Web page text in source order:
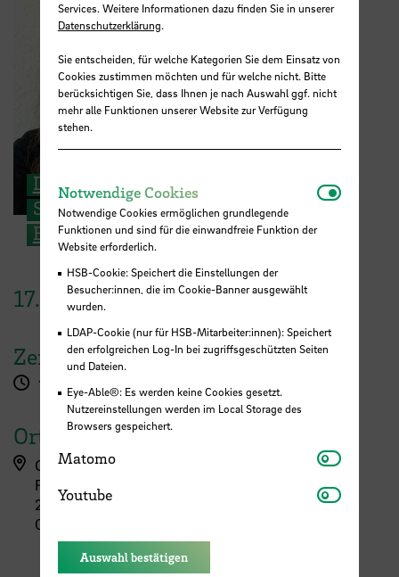
Daria Bunke, B. A.
Studentische Mitarbeiterin
E-Mail
17. April2024
Zeit
14:30 - 15:30 Uhr
Ort
Campus Airportstadt, Flughafenallee (ZIMT)
Flughafenallee 10
28199 Bremen
031, gegenüber der Mensa
Services. Weitere Informationen dazu finden Sie in unserer
Datenschutzerklärung.
Sie entscheiden, für welche Kategorien Sie dem Einsatz von
Cookies zustimmen möchten und für welche nicht. Bitte
berücksichtigen Sie, dass Ihnen je nach Auswahl ggf. nicht
mehr alle Funktionen unserer Website zur Verfügung
stehen.
Notwendige Cookies
Notwendige Cookies ermöglichen grundlegende
Funktionen und sind für die einwandfreie Funktion der
Website erforderlich.
HSB-Cookie: Speichert die Einstellungen der
Besucher:innen, die im Cookie-Banner ausgewählt
wurden.
LDAP-Cookie (nur für HSB-Mitarbeiter:innen): Speichert
den erfolgreichen Log-In bei zugriffsgeschützten Seiten
und Dateien.
Eye-Able®: Es werden keine Cookies gesetzt.
Nutzereinstellungen werden im Local Storage des
Browsers gespeichert.
Matomo Matomo
Youtube Youtube
Auswahl bestätigen